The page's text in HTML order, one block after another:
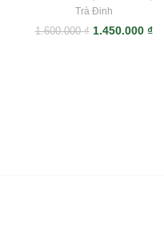
Trà Đinh
1.600.000₫ Giá
1.450.000 ₫Giá